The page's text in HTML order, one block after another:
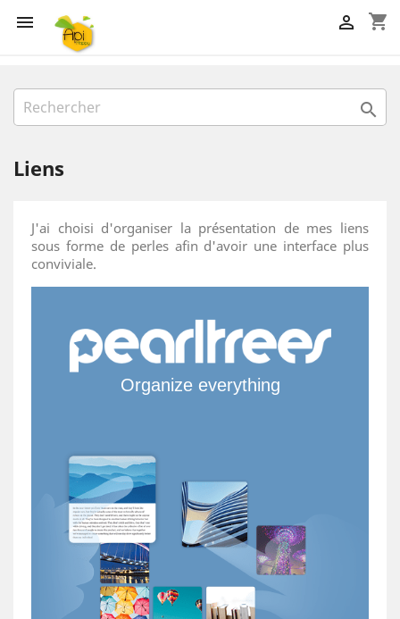
 shopping_cart


Liens
J'ai choisi d'organiser la présentation de mes liens
sous forme de perles afin d'avoir une interface plus
conviviale.